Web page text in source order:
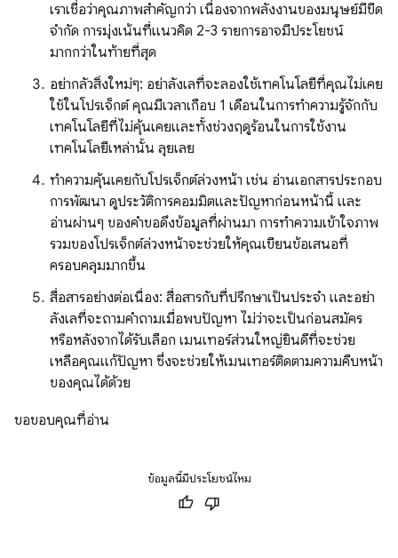
เราเชื่อว่าคุณภาพสำคัญกว่า เนื่องจากพลังงานของมนุษย์มีขีด
จำกัด การมุ่งเน้นที่แนวคิด 2-3 รายการอาจมีประโยชน์
มากกว่าในท้ายที่สุด
อย่ากลัวสิ่งใหม่ๆ: อย่าลังเลที่จะลองใช้เทคโนโลยีที่คุณไม่เคย
ใช้ในโปรเจ็กต์ คุณมีเวลาเกือบ 1 เดือนในการทำความรู้จักกับ
เทคโนโลยีที่ไม่คุ้นเคยและทั้งช่วงฤดูร้อนในการใช้งาน
เทคโนโลยีเหล่านั้น ลุยเลย
ทำความคุ้นเคยกับโปรเจ็กต์ล่วงหน้า เช่น อ่านเอกสารประกอบ
การพัฒนา ดูประวัติการคอมมิตและปัญหาก่อนหน้านี้ และ
อ่านผ่านๆ ของคำขอดึงข้อมูลที่ผ่านมา การทำความเข้าใจภาพ
รวมของโปรเจ็กต์ล่วงหน้าจะช่วยให้คุณเขียนข้อเสนอที่
ครอบคลุมมากขึ้น
สื่อสารอย่างต่อเนื่อง: สื่อสารกับที่ปรึกษาเป็นประจำ และอย่า
ลังเลที่จะถามคำถามเมื่อพบปัญหา ไม่ว่าจะเป็นก่อนสมัคร
หรือหลังจากได้รับเลือก เมนเทอร์ส่วนใหญ่ยินดีที่จะช่วย
เหลือคุณแก้ปัญหา ซึ่งจะช่วยให้เมนเทอร์ติดตามความคืบหน้า
ของคุณได้ด้วย
ขอขอบคุณที่อ่าน
ข้อมูลนี้มีประโยชน์ไหม